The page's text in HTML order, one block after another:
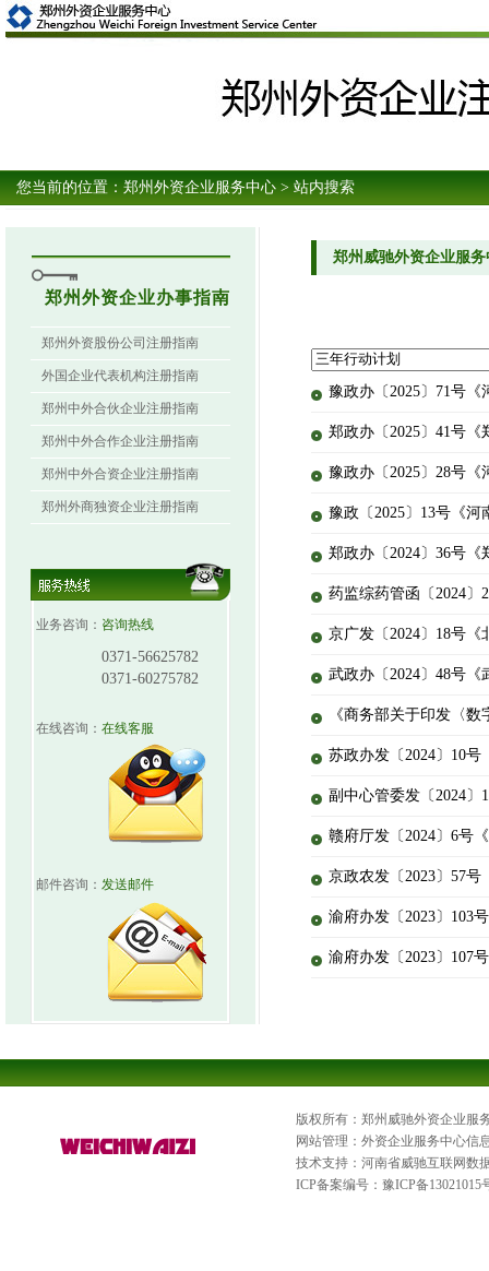
您当前的位置： 郑州外资企业服务中心 > 站内搜索
郑州外资企业办事指南
郑州外资股份公司注册指南
外国企业代表机构注册指南
郑州中外合伙企业注册指南
郑州中外合作企业注册指南
郑州中外合资企业注册指南
郑州外商独资企业注册指南
业务咨询： 咨询热线
0371-56625782
0371-60275782
在线咨询： 在线客服
邮件咨询： 发送邮件
郑州威驰外资企业服
豫政办〔2025〕71号
郑政办〔2025〕41号
豫政办〔2025〕28号
豫政〔2025〕13号《
郑政办〔2024〕36号
药监综药管函〔2024
京广发〔2024〕18号
武政办〔2024〕48号
《商务部关于印发〈数
苏政办发〔2024〕10
副中心管委发〔2024
赣府厅发〔2024〕6号
京政农发〔2023〕57
渝府办发〔2023〕103
渝府办发〔2023〕107
版权所有：郑州威驰外资企业服
网站管理：外资企业服务中心信
技术支持：河南省威驰互联网数
ICP备案编号： 豫ICP备13021015